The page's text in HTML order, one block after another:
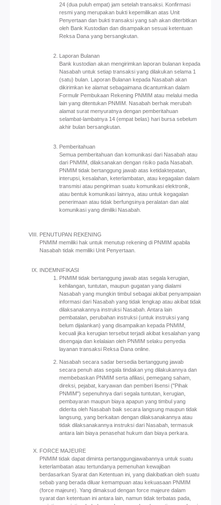
24 (dua puluh empat) jam setelah transaksi. Konfirmasi
resmi yang merupakan bukti kepemilikan atas Unit
Penyertaan dan bukti transaksi yang sah akan diterbitkan
oleh Bank Kustodian dan disampaikan sesuai ketentuan
Reksa Dana yang bersangkutan.
Laporan Bulanan
Bank kustodian akan mengirimkan laporan bulanan kepada
Nasabah untuk setiap transaksi yang dilakukan selama 1
(satu) bulan. Laporan Bulanan kepada Nasabah akan
dikirimkan ke alamat sebagaimana dicantumkan dalam
Formulir Pembukaan Rekening PNMIM atau melalui media
lain yang ditentukan PNMIM. Nasabah berhak merubah
alamat surat menyuratnya dengan pemberitahuan
selambat-lambatnya 14 (empat belas) hari bursa sebelum
akhir bulan bersangkutan.
Pemberitahuan
Semua pemberitahuan dan komunikasi dari Nasabah atau
dari PNMIM, dilaksanakan dengan risiko pada Nasabah.
PNMIM tidak bertanggung jawab atas ketidaktepatan,
interupsi, kesalahan, keterlambatan, atau kegagalan dalam
transmisi atau pengiriman suatu komunikasi elektronik,
atau bentuk komunikasi lainnya, atau untuk kegagalan
penerimaan atau tidak berfungsinya peralatan dan alat
komunikasi yang dimiliki Nasabah.
PENUTUPAN REKENING
PNMIM memiliki hak untuk menutup rekening di PNMIM apabila
Nasabah tidak memiliki Unit Penyertaan.
INDEMNIFIKASI
PNMIM tidak bertanggung jawab atas segala kerugian,
kehilangan, tuntutan, maupun gugatan yang dialami
Nasabah yang mungkin timbul sebagai akibat penyampaian
informasi dari Nasabah yang tidak lengkap atau akibat tidak
dilaksanakannya instruksi Nasabah. Antara lain
pembatalan, perubahan instruksi (untuk instruksi yang
belum dijalankan) yang disampaikan kepada PNMIM,
kecuali jika kerugian tersebut terjadi akibat kesalahan yang
disengaja dan kelalaian oleh PNMIM selaku penyedia
layanan transaksi Reksa Dana online.
Nasabah secara sadar bersedia bertanggung jawab
secara penuh atas segala tindakan yng dilakukannya dan
membebaskan PNMIM serta afiliasi, pemegang saham,
direksi, pejabat, karyawan dan pemberi lisensi ("Pihak
PNMIM") sepenuhnya dari segala tuntutan, kerugian,
pembayaran maupun biaya apapun yang timbul yang
diderita oleh Nasabah baik secara langsung maupun tidak
langsung, yang berkaitan dengan dilaksanakannya atau
tidak dilaksanakannya instruksi dari Nasabah, termasuk
antara lain biaya penasehat hukum dan biaya perkara.
FORCE MAJEURE
PNMIM tidak dapat diminta pertanggungjawabannya untuk suatu
keterlambatan atau tertundanya pemenuhan kewajiban
berdasarkan Syarat dan Ketentuan ini, yang diakibatkan oleh suatu
sebab yang berada diluar kemampuan atau kekuasaan PNMIM
(force majeure). Yang dimaksud dengan force majeure dalam
syarat dan ketentuan ini antara lain, namun tidak terbatas pada,